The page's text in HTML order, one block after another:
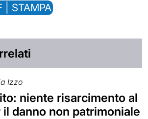
| STAMPA
Izzo
niente risarcimento al
danno non patrimoniale